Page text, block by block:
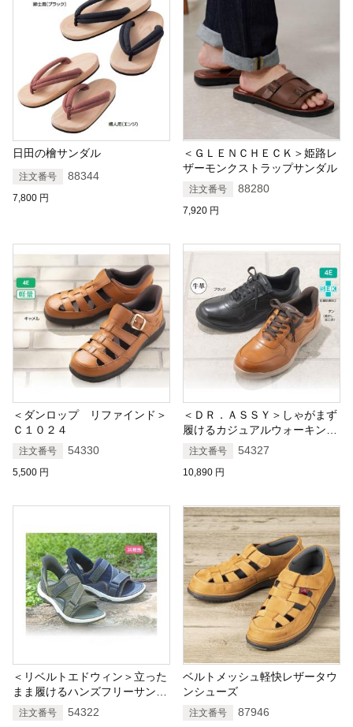
日田の檜サンダル
注文番号 88344
7,800 円
＜ＧＬＥＮＣＨＥＣＫ＞姫路レ
ザーモンクストラップサンダル
注文番号 88280
7,920 円
＜ダンロップ リファインド＞
Ｃ１０２４
注文番号 54330
5,500 円
＜ＤＲ．ＡＳＳＹ＞しゃがまず
履けるカジュアルウォーキング
シューズ
注文番号 54327
10,890 円
＜リベルトエドウィン＞立った
まま履けるハンズフリーサンダ
ル注文番号 54322
ベルトメッシュ軽快レザータウ
ンシューズ
注文番号 87946